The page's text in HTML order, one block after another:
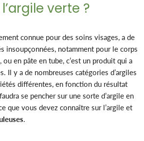
verte ?
connue pour des soins visages, a de
insoupçonnées, notamment pour le corps
ou en pâte en tube, c’est un produit qui a
Il y a de nombreuses catégories d’argiles
différentes, en fonction du résultat
se pencher sur une sorte d’argile en
que vous devez connaître sur l’argile et
.